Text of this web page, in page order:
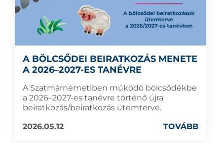
A BÖLCSŐDEI BEIRATKOZÁS MENETE
A 2026–2027-ES TANÉVRE
A Szatmárnémetiben működő bölcsődékbe
a 2026–2027-es tanévre történő újra
beiratkozás/beiratkozás ütemterve.
2026.05.12
TOVÁBB